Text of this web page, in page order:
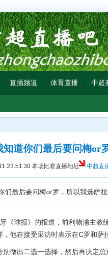
直播频道 体育直播 中超
道你们最后要问梅or
23:51:30 本场比赛直播地址 中超直
们最后要问梅or罗，所以我选萨
《球报》的报道，前利物浦主教
他在接受采访时表示在C罗和萨
别做出二选一选择，然后再决定